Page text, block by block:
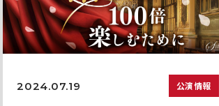
2024.07.19 公演情報